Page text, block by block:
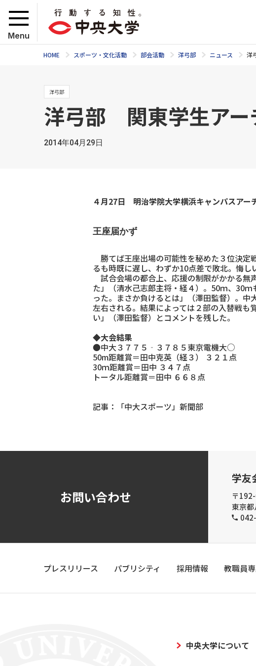
Menu
HOME スポーツ・文化活動 部会活動 洋弓部 ニュース 洋
洋弓部
洋弓部 関東学生ア
2014年04月29日
４月27日 明治学院大学横浜キャンパスアー
王座届かず
勝てば王座出場の可能性を秘めた３位決定
るも時既に遅し、わずか10点差で敗北。悔し
試合会場の都合上、応援の制限がかかる無
た」（清水己志郎主将・経４）。50ｍ、30
った。まさか負けるとは」（澤田監督）。
左右される。結果によっては２部の入替戦も
い」（澤田監督）とコメントを残した。
◆大会結果
●中大３７７５‐３７８５東京電機大○
50m距離賞＝田中克英（経３） ３２１点
30ｍ距離賞＝田中 ３４７点
トータル距離賞＝田中 ６６８点
記事：「中大スポーツ」新聞部
お問い合わせ
学友
〒
東京
プレスリリース パブリシティ 採用情報 教職員
中央大学について